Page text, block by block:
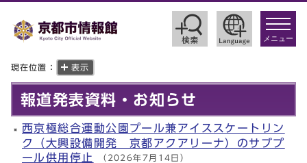
toggle
メニュー
現在位置： 表示
報道発表資料・お知らせ
西京極総合運動公園プール兼アイススケートリン
ク（大興設備開発 京都アクアリーナ）のサブプ
ール供用停止
（2026年7月14日）